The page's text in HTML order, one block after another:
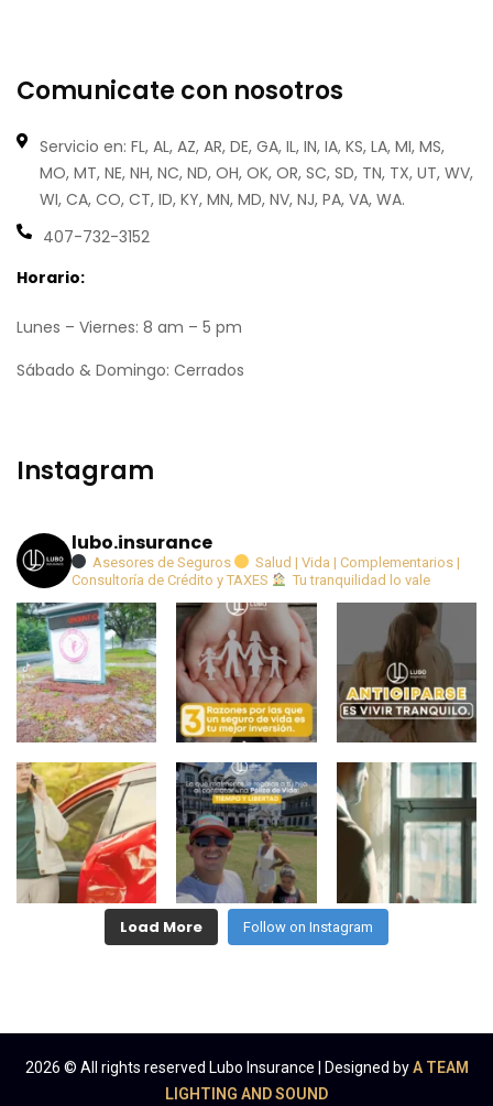
Comunicate con nosotros
Servicio en: FL, AL, AZ, AR, DE, GA, IL, IN, IA, KS, LA, MI, MS,
MO, MT, NE, NH, NC, ND, OH, OK, OR, SC, SD, TN, TX, UT, WV,
WI, CA, CO, CT, ID, KY, MN, MD, NV, NJ, PA, VA, WA.
407-732-3152
Horario:
Lunes – Viernes: 8 am – 5 pm
Sábado & Domingo: Cerrados
Instagram
lubo.insurance
Asesores de Seguros
Salud | Vida | Complementarios |
Consultoría de Crédito y TAXES
Tu tranquilidad lo vale
Load More Follow on Instagram
2026 © All rights reserved Lubo Insurance | Designed byA TEAM
LIGHTING AND SOUND